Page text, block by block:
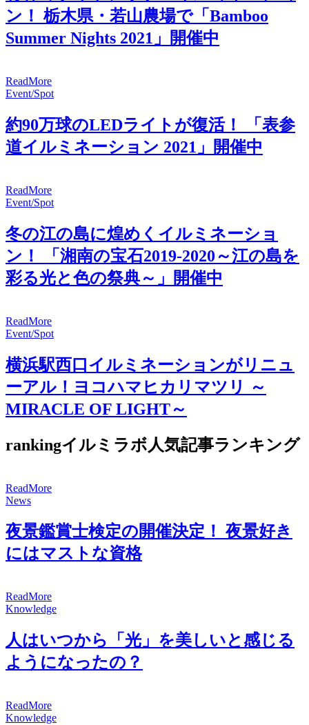
ン！ 栃木県・若山農場で「Bamboo
Summer Nights 2021」開催中
ReadMore
Event/Spot
約90万球のLEDライトが復活！ 「表参
道イルミネーション 2021」開催中
ReadMore
Event/Spot
冬の江の島に煌めくイルミネーショ
ン！ 「湘南の宝石2019-2020～江の島を
彩る光と色の祭典～」開催中
ReadMore
Event/Spot
横浜駅西口イルミネーションがリニュ
ーアル！ヨコハマヒカリマツリ ～
MIRACLE OF LIGHT～
rankingイルミラボ人気記事ランキング
ReadMore
News
夜景鑑賞士検定の開催決定！ 夜景好き
にはマストな資格
ReadMore
Knowledge
人はいつから「光」を美しいと感じる
ようになったの？
ReadMore
Knowledge